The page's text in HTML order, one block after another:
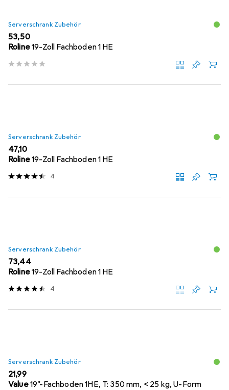
Serverschrank Zubehör
EUR
53,50
Roline19-Zoll Fachboden 1 HE
Serverschrank Zubehör
EUR
47,10
Roline19-Zoll Fachboden 1 HE
4
Serverschrank Zubehör
EUR
73,44
Roline19-Zoll Fachboden 1 HE
4
Serverschrank Zubehör
EUR
21,99
Value19"-Fachboden 1HE, T: 350 mm, < 25 kg, U-Form